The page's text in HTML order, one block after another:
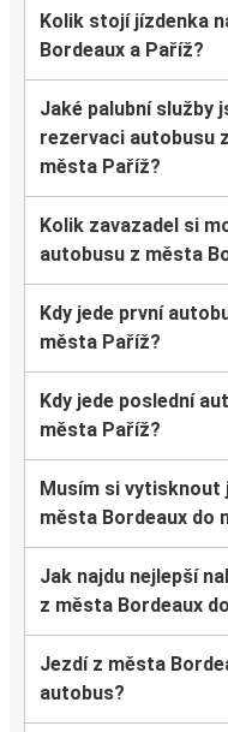
Kolik stojí jízdenka
Bordeaux a Paříž?
Jaké palubní služby
rezervaci autobusu
města Paříž?
Kolik zavazadel si
autobusu z města
Kdy jede první
města Paříž?
Kdy jede poslední
města Paříž?
Musím si vytisknout
města Bordeaux do
Jak najdu nejlepší
z města Bordeaux
Jezdí z města
autobus?